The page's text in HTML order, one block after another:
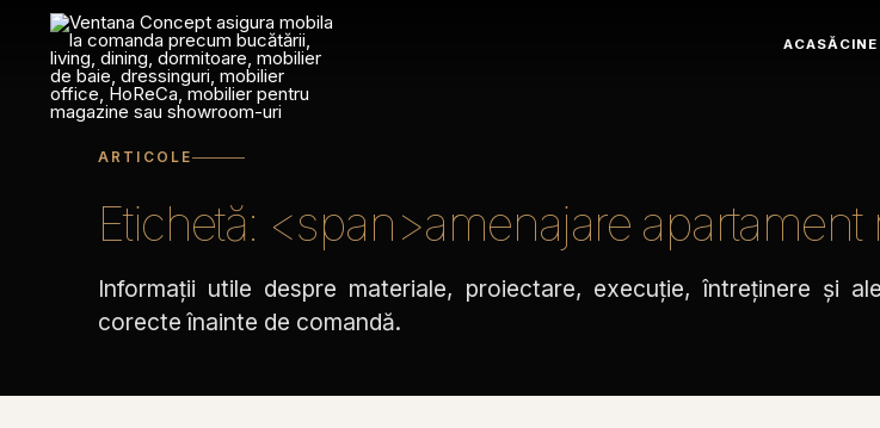
conținut
ACASĂ
ARTICOLE
Etichetă: <span>amenajare
Informații utile despre materiale, proiectare, execuție, întreținere și
corecte înainte de comandă.